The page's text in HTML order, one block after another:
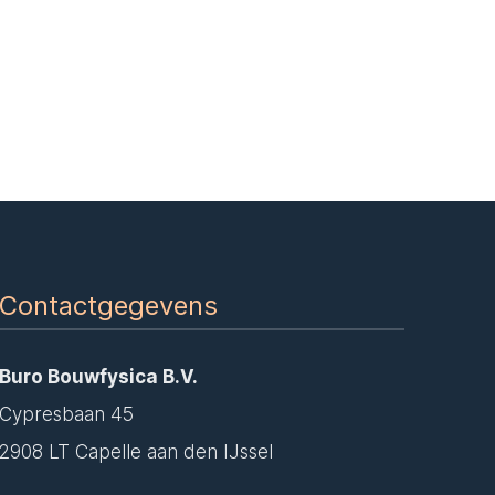
Contactgegevens
Buro Bouwfysica B.V.
Cypresbaan 45
2908 LT Capelle aan den IJssel